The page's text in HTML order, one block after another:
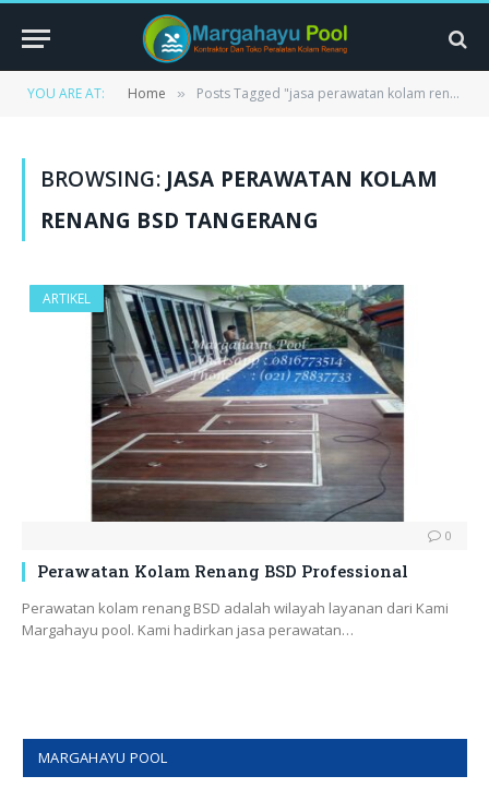
YOU ARE AT: Home » Posts Tagged "jasa perawatan kolam renang bsd tangerang"
BROWSING: JASA PERAWATAN KOLAM
RENANG BSD TANGERANG
ARTIKEL
0
Perawatan Kolam Renang BSD Professional
Perawatan kolam renang BSD adalah wilayah layanan dari Kami
Margahayu pool. Kami hadirkan jasa perawatan…
MARGAHAYU POOL